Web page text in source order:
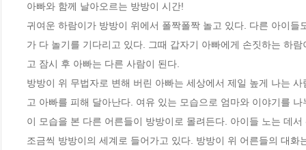
아빠와 함께 날아오르는 방방이 시간!
귀여운 하람이가 방방이 위에서 폴짝폴짝 놀고 있다. 다른 아이
가 다 놀기를 기다리고 있다. 그때 갑자기 아빠에게 손짓하는 하
고 잠시 후 아빠는 다른 사람이 된다.
방방이 위 무법자로 변해 버린 아빠는 세상에서 제일 높게 나는
고 아빠를 피해 달아난다. 여유 있는 모습으로 엄마와 이야기를
이 모습을 본 다른 어른들이 방방이로 몰려든다. 아이들 노는 데
조금씩 방방이의 세계로 들어가고 있다. 방방이 위 어른들의 대